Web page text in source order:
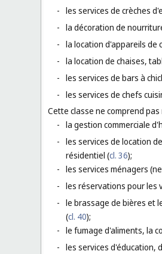
- les services de crèches
- la décoration de
- la location d'appareils de
- la location de chaises,
- les services de bars à
- les services de chefs
Cette classe ne comprend
- la gestion commerciale
- les services de location
résidentiel (cl. 36);
- les services ménagers
- les réservations pour les
- le brassage de bières et
(cl. 40);
- le fumage d'aliments, la
- les services d'éducation,